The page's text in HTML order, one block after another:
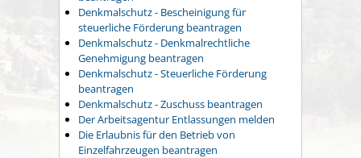
Denkmalschutz - Bescheinigung für
steuerliche Förderung beantragen
Denkmalschutz - Denkmalrechtliche
Genehmigung beantragen
Denkmalschutz - Steuerliche Förderung
beantragen
Denkmalschutz - Zuschuss beantragen
Der Arbeitsagentur Entlassungen melden
Die Erlaubnis für den Betrieb von
Einzelfahrzeugen beantragen